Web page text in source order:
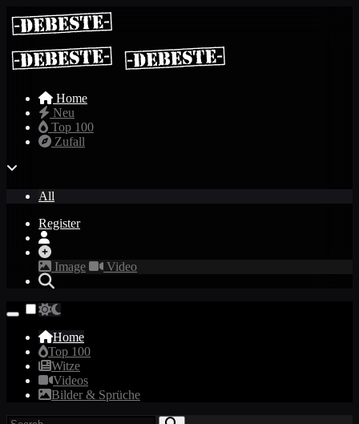
Home
Neu
Top 100
Zufall
All
Register
Image Video
Home
Top 100
Witze
Videos
Bilder & Sprüche